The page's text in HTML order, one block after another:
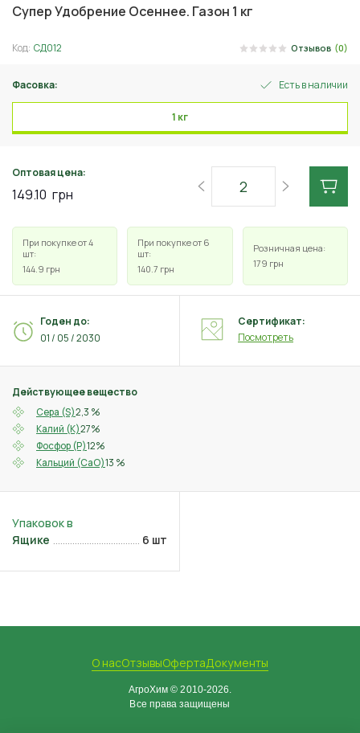
Супер Удобрение Осеннее. Газон 1 кг
Код: СД012 Отзывов (0)
Фасовка: Есть в наличии
1 кг
Оптовая цена:
149.10 грн
При покупке от 4
шт:
144.9 грн
При покупке от 6
шт:
140.7 грн
Розничная цена:
179 грн
Действующее вещество
Сера (S)2,3 %
Калий (K)27%
Фосфор (P)12%
Кальций (CaO)13 %
Годен до:
01 / 05 / 2030
Сертификат:
Посмотреть
Ящике 6 шт
О насОтзывыОфертаДокументы
АгроХим © 2010-2026.
Все права защищены